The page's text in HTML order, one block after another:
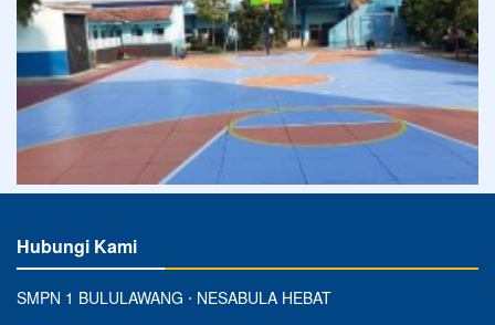
Hubungi Kami
SMPN 1 BULULAWANG ⋅ NESABULA HEBAT